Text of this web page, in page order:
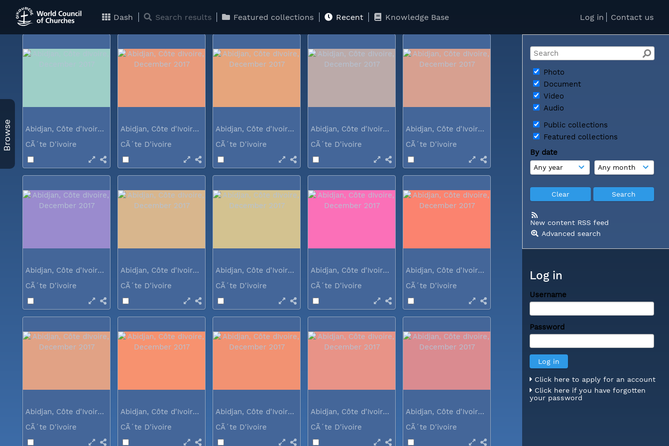
Log in Contact us
Dash Search results Featured collections Recent Knowledge Base
Photo
Document
Video
Audio
Public collections
Featured collections
By date
New content RSS feed
Advanced search
Log in
Username
Password
Click here to apply for an account
Click here if you have forgotten
your password
Browse
Abidjan, Côte d'Ivoire, December 2017
CÃ´te D'ivoire
Abidjan, Côte d'Ivoire, December 2017
CÃ´te D'ivoire
Abidjan, Côte d'Ivoire, December 2017
CÃ´te D'ivoire
Abidjan, Côte d'Ivoire, December 2017
CÃ´te D'ivoire
Abidjan, Côte d'Ivoire, December 2017
CÃ´te D'ivoire
Abidjan, Côte d'Ivoire, December 2017
CÃ´te D'ivoire
Abidjan, Côte d'Ivoire, December 2017
CÃ´te D'ivoire
Abidjan, Côte d'Ivoire, December 2017
CÃ´te D'ivoire
Abidjan, Côte d'Ivoire, December 2017
CÃ´te D'ivoire
Abidjan, Côte d'Ivoire, December 2017
CÃ´te D'ivoire
Abidjan, Côte d'Ivoire, December 2017
CÃ´te D'ivoire
Abidjan, Côte d'Ivoire, December 2017
CÃ´te D'ivoire
Abidjan, Côte d'Ivoire, December 2017
CÃ´te D'ivoire
Abidjan, Côte d'Ivoire, December 2017
CÃ´te D'ivoire
Abidjan, Côte d'Ivoire, December 2017
CÃ´te D'ivoire